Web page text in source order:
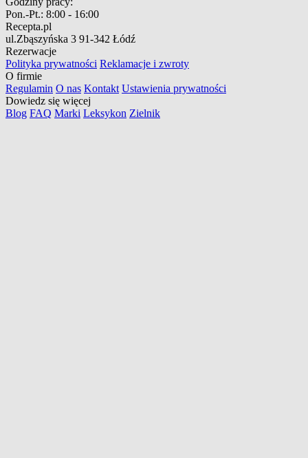
Pon.-Pt.: 8:00 - 16:00
Recepta.pl
ul.Zbąszyńska 3 91-342 Łódź
Rezerwacje
Polityka prywatności Reklamacje i zwroty
O firmie
Regulamin O nas Kontakt Ustawienia prywatności
Dowiedz się więcej
Blog FAQ Marki Leksykon Zielnik